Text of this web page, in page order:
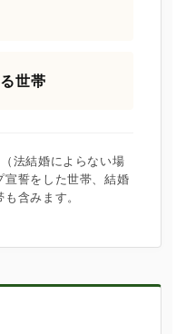
世帯
法結婚によらない場
誓をした世帯、結婚
含みます。